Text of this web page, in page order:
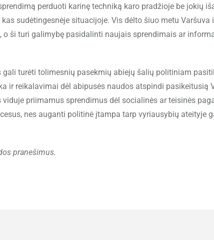
perduoti karinę techniką karo pradžioje be jokių
sudėtingesnėje situacijoje. Vis dėlto šiuo metu Varšuva
ši turi galimybę pasidalinti naujais sprendimais ar
turėti tolimesnių pasekmių abiejų šalių politiniam
ir reikalavimai dėl abipusės naudos atspindi pasikeitusią
priimamus sprendimus dėl socialinės ar teisinės
nes auganti politinė įtampa tarp vyriausybių ateityje
pranešimus.